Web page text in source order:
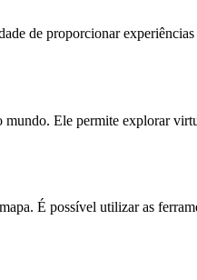
de proporcionar
Ele permite explorar
É possível utilizar as